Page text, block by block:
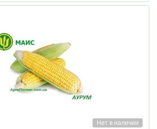
Нет в наличии